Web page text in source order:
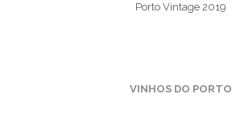
Porto Vintage 2019
VINHOS DO PORTO